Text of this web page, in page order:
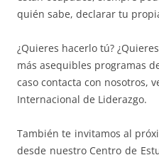
quién sabe, declarar tu
¿Quieres hacerlo tú?
más asequibles programas
caso contacta con nosotros,
Internacional de Liderazgo.
También te invitamos al
desde nuestro Centro de